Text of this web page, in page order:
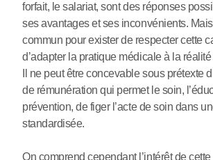
forfait, le salariat, sont des réponses
ses avantages et ses inconvénients.
commun pour exister de respecter cette
d’adapter la pratique médicale à la
Il ne peut être concevable sous prétexte
de rémunération qui permet le soin,
prévention, de figer l’acte de soin dans
standardisée.
On comprend cependant l’intérêt de cette